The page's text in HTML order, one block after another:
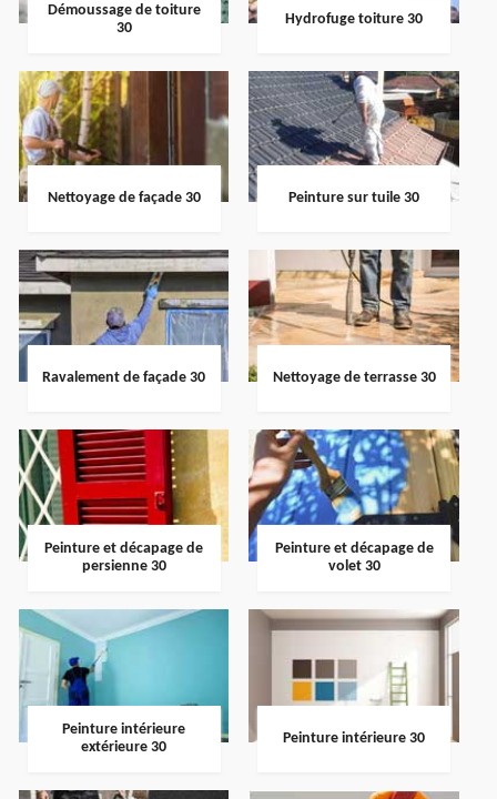
Démoussage de toiture
30
Hydrofuge toiture 30
Nettoyage de façade 30 Peinture sur tuile 30
Ravalement de façade 30 Nettoyage de terrasse 30
Peinture et décapage de
persienne 30
Peinture et décapage de
volet 30
Peinture intérieure
extérieure 30
Peinture intérieure 30